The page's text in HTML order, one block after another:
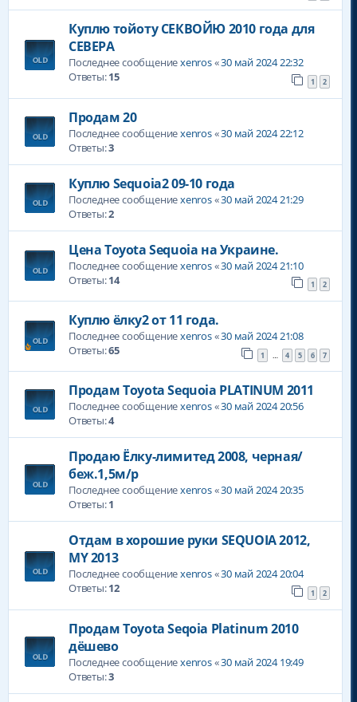
Куплю тойоту СЕКВОЙЮ 2010 года для
СЕВЕРА
Последнее сообщениеxenros«30 май 2024 22:32
Ответы:15 1 2
Продам 20
Последнее сообщениеxenros«30 май 2024 22:12
Ответы:3
Куплю Sequoia2 09-10 года
Последнее сообщениеxenros«30 май 2024 21:29
Ответы:2
Цена Toyota Sequoia на Украине.
Последнее сообщениеxenros«30 май 2024 21:10
Ответы:14 1 2
Куплю ёлку2 от 11 года.
Последнее сообщениеxenros«30 май 2024 21:08
Ответы:65 1 … 4 5 6 7
Продам Toyota Sequoia PLATINUM 2011
Последнее сообщениеxenros«30 май 2024 20:56
Ответы:4
Продаю Ёлку-лимитед 2008, черная/
беж.1,5м/р
Последнее сообщениеxenros«30 май 2024 20:35
Ответы:1
Отдам в хорошие руки SEQUOIA 2012,
MY 2013
Последнее сообщениеxenros«30 май 2024 20:04
Ответы:12 1 2
Продам Toyota Seqoia Platinum 2010
дёшево
Последнее сообщениеxenros«30 май 2024 19:49
Ответы:3